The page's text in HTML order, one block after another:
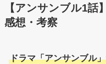
【アンサンブル1話
感想・考察
ドラマ「アンサンブル